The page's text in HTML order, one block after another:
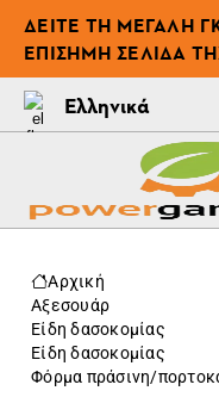
ΔΕΊΤΕ ΤΗ ΜΕΓΆΛΗ
ΕΠΊΣΗΜΗ ΣΕΛΊΔΑ
Ελληνικά
Αρχική
Αξεσουάρ
Είδη δασοκομίας
Είδη δασοκομίας
Φόρμα πράσινη/